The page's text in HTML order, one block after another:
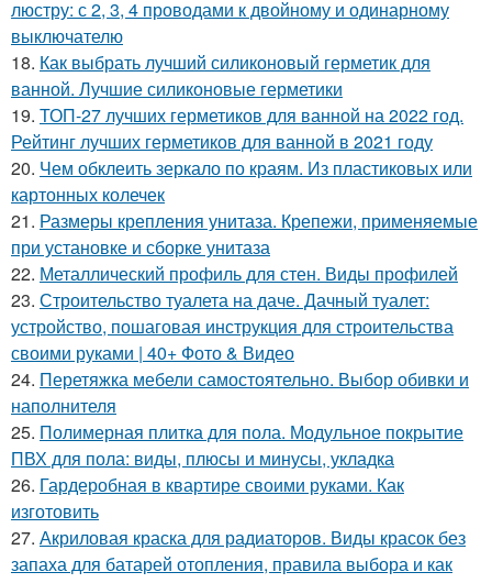
люстру: с 2, 3, 4 проводами к двойному и одинарному
выключателю
18. Как выбрать лучший силиконовый герметик для
ванной. Лучшие силиконовые герметики
19. ТОП-27 лучших герметиков для ванной на 2022 год.
Рейтинг лучших герметиков для ванной в 2021 году
20. Чем обклеить зеркало по краям. Из пластиковых или
картонных колечек
21. Размеры крепления унитаза. Крепежи, применяемые
при установке и сборке унитаза
22. Металлический профиль для стен. Виды профилей
23. Строительство туалета на даче. Дачный туалет:
устройство, пошаговая инструкция для строительства
своими руками | 40+ Фото & Видео
24. Перетяжка мебели самостоятельно. Выбор обивки и
наполнителя
25. Полимерная плитка для пола. Модульное покрытие
ПВХ для пола: виды, плюсы и минусы, укладка
26. Гардеробная в квартире своими руками. Как
изготовить
27. Акриловая краска для радиаторов. Виды красок без
запаха для батарей отопления, правила выбора и как